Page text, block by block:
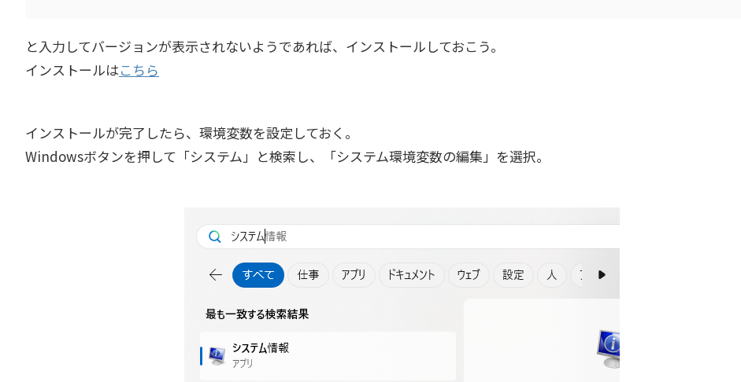
と入力してバージョンが表示されないようであれば、インストールしておこう。
インストールはこちら
インストールが完了したら、環境変数を設定しておく。
Windowsボタンを押して「システム」と検索し、「システム環境変数の編集」を選択。